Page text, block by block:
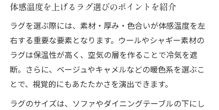
体感温度を上げるラグ選びのポイントを紹介
ラグを選ぶ際には、素材・厚み・色合いが体感温度を左
右する重要な要素となります。ウールやシャギー素材の
ラグは保温性が高く、空気の層を作ることで冷気を遮
断。さらに、ベージュやキャメルなどの暖色系を選ぶこ
とで、視覚的にもあたたかさを演出できます。
ラグのサイズは、ソファやダイニングテーブルの下にし